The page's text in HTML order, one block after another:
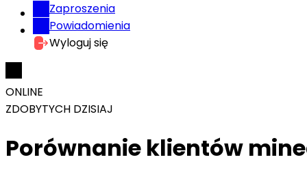
Zaproszenia
Powiadomienia
Wyloguj się
ONLINE
ZDOBYTYCH DZISIAJ
Porównanie klientów